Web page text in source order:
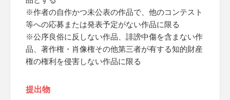
※作者の自作かつ未公表の作品で、他のコンテスト
等への応募または発表予定がない作品に限る
※公序良俗に反しない作品、誹謗中傷を含まない作
品、著作権・肖像権その他第三者が有する知的財産
権の権利を侵害しない作品に限る
提出物